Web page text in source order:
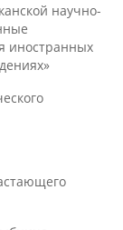
научно-
иностранных